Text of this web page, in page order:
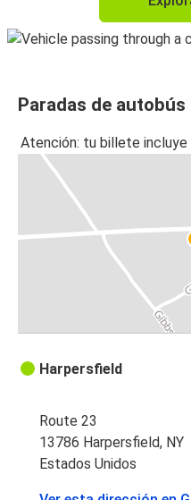
Paradas de
Atención: tu billete
Harpersfield
Route 23
13786 Harpersfield, NY
Estados Unidos